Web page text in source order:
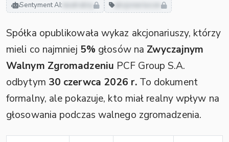
Sentyment AI: neutralny
Spółka opublikowała wykaz akcjonariuszy, którzy
mieli co najmniej 5% głosów na Zwyczajnym
Walnym Zgromadzeniu PCF Group S.A.
odbytym 30 czerwca 2026 r.To dokument
formalny, ale pokazuje, kto miał realny wpływ na
głosowania podczas walnego zgromadzenia.